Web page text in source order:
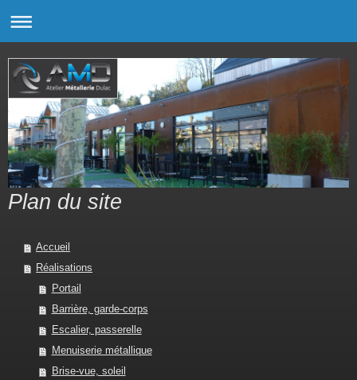
Plan du site
Accueil
Réalisations
Portail
Barrière, garde-corps
Escalier, passerelle
Menuiserie métallique
Brise-vue, soleil